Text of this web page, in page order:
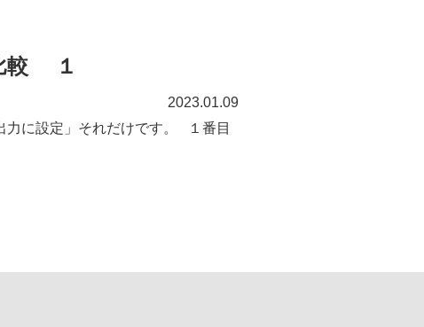
較 １
2023.01.09
に設定」それだけです。 １番目